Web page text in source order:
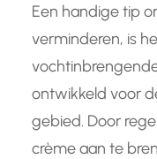
Een handige tip
verminderen, is
ontwikkeld voor
gebied. Door
crème aan te